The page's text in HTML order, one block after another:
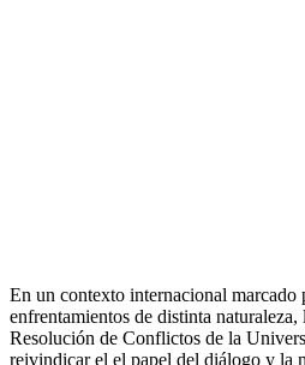
En un contexto internacional marcado
enfrentamientos de distinta
Resolución de Conflictos de la
reivindicar el el papel del diálogo y la